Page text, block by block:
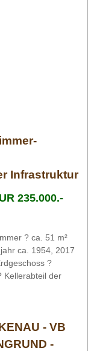
Infrastruktur
235.000.-
? ca. 51 m²
ca. 1954, 2017
?
Kellerabteil der
- VB
-